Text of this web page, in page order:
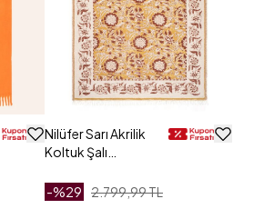
Nilüfer Sarı Akrilik
Koltuk Şalı
-%29 2.799,99 TL